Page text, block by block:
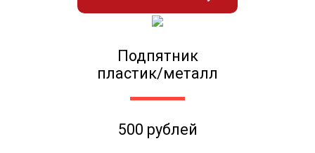
Подпятник
пластик/металл
500 рублей